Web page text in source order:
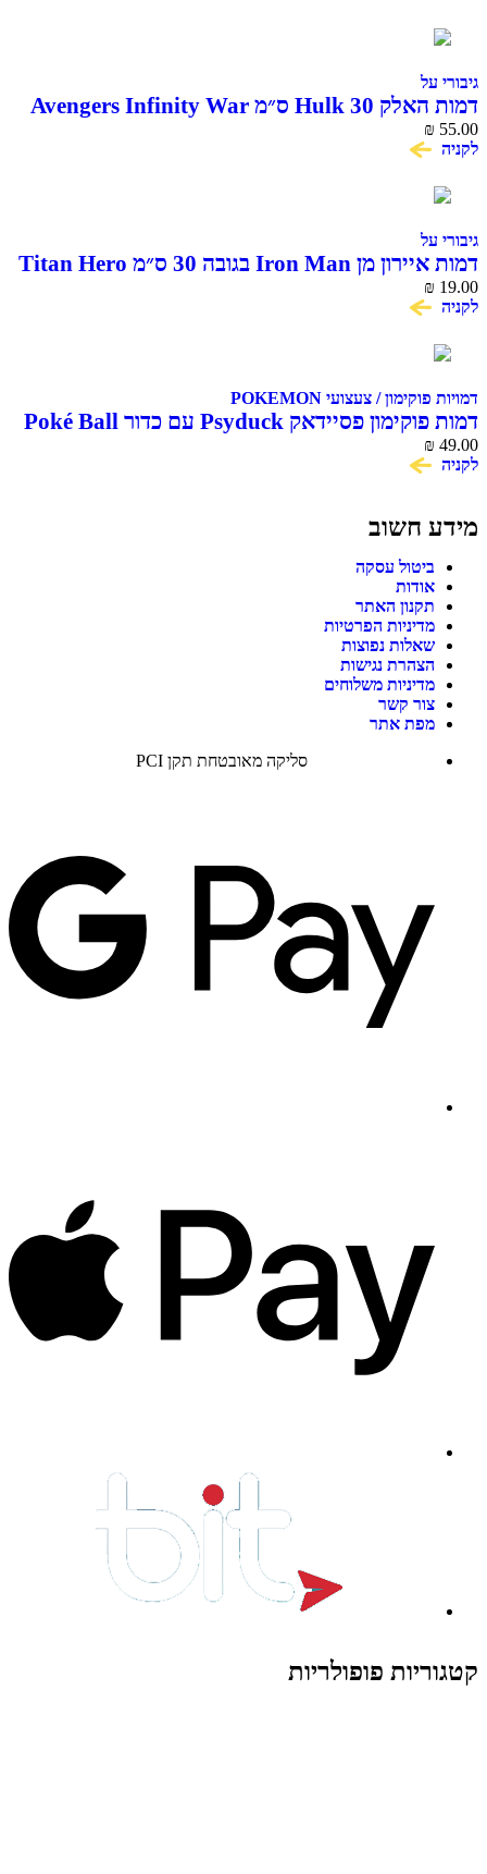
גיבורי על
דמות האלק Hulk 30 ס״מ Avengers Infinity War
Titan Hero Series
₪ 55.00
לקניה
גיבורי על
דמות איירון מן Iron Man בגובה 30 ס״מ Titan Hero
Series Hasbro
₪ 19.00
לקניה
דמויות פוקימון / צעצועי POKEMON
דמות פוקימון פסיידאק Psyduck עם כדור Poké Ball
₪ 49.00
לקניה
מידע חשוב
ביטול עסקה
אודות
תקנון האתר
מדיניות הפרטיות
שאלות נפוצות
הצהרת נגישות
מדיניות משלוחים
צור קשר
מפת אתר
סליקה מאובטחת תקן PCI
קטגוריות פופולריות